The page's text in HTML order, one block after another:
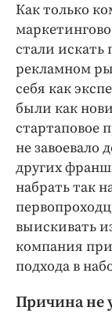
Как только
стали искать
рекламном
себя как
были как
стартаповое
не завоевало
других
набрать так
выискивать
компания
подхода в
Причина не